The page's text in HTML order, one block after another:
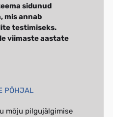
sidunud
mis annab
testimiseks.
viimaste aastate
PÕHJAL
mõju pilgujälgimise